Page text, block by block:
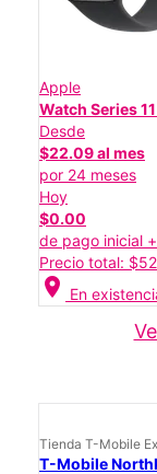
Apple
Watch Series
Desde
$22.09 al mes
por 24 meses
Hoy
$0.00
de pago inicial
Precio total:
location_on En
Tienda T-Mobile
T-Mobile